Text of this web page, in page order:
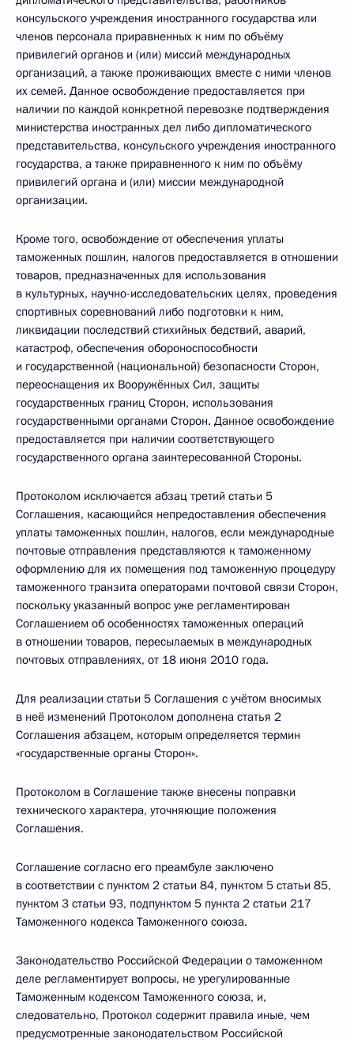
консульского учреждения иностранного государства или
членов персонала приравненных к ним по объёму
привилегий органов и (или) миссий международных
организаций, а также проживающих вместе с ними членов
их семей. Данное освобождение предоставляется при
наличии по каждой конкретной перевозке подтверждения
министерства иностранных дел либо дипломатического
представительства, консульского учреждения иностранного
государства, а также приравненного к ним по объёму
привилегий органа и (или) миссии международной
организации.
Кроме того, освобождение от обеспечения уплаты
таможенных пошлин, налогов предоставляется в отношении
товаров, предназначенных для использования
в культурных, научно-исследовательских целях, проведения
спортивных соревнований либо подготовки к ним,
ликвидации последствий стихийных бедствий, аварий,
катастроф, обеспечения обороноспособности
и государственной (национальной) безопасности Сторон,
переоснащения их Вооружённых Сил, защиты
государственных границ Сторон, использования
государственными органами Сторон. Данное освобождение
предоставляется при наличии соответствующего
государственного органа заинтересованной Стороны.
Протоколом исключается абзац третий статьи 5
Соглашения, касающийся непредоставления обеспечения
уплаты таможенных пошлин, налогов, если международные
почтовые отправления представляются к таможенному
оформлению для их помещения под таможенную процедуру
таможенного транзита операторами почтовой связи Сторон,
поскольку указанный вопрос уже регламентирован
Соглашением об особенностях таможенных операций
в отношении товаров, пересылаемых в международных
почтовых отправлениях, от 18 июня 2010 года.
Для реализации статьи 5 Соглашения с учётом вносимых
в неё изменений Протоколом дополнена статья 2
Соглашения абзацем, которым определяется термин
«государственные органы Сторон».
Протоколом в Соглашение также внесены поправки
технического характера, уточняющие положения
Соглашения.
Соглашение согласно его преамбуле заключено
в соответствии с пунктом 2 статьи 84, пунктом 5 статьи 85,
пунктом 3 статьи 93, подпунктом 5 пункта 2 статьи 217
Таможенного кодекса Таможенного союза.
Законодательство Российской Федерации о таможенном
деле регламентирует вопросы, не урегулированные
Таможенным кодексом Таможенного союза, и,
следовательно, Протокол содержит правила иные, чем
предусмотренные законодательством Российской